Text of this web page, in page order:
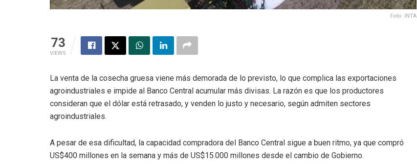
Foto: INTA
73
VIEWS
La venta de la cosecha gruesa viene más demorada de lo previsto, lo que complica las exportaciones
agroindustriales e impide al Banco Central acumular más divisas. La razón es que los productores
consideran que el dólar está retrasado, y venden lo justo y necesario, según admiten sectores
agroindustriales.
A pesar de esa dificultad, la capacidad compradora del Banco Central sigue a buen ritmo, ya que compró
US$400 millones en la semana y más de US$15.000 millones desde el cambio de Gobierno.